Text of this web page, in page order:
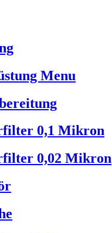
Menu
0,1 Mikron
0,02 Mikron